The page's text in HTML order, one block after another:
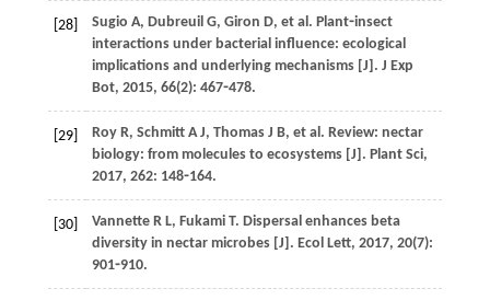
[28] Sugio A, Dubreuil G, Giron D, et al . Plant⁃insect
interactions under bacterial influence: ecological
implications and underlying mechanisms [J]. J Exp
Bot, 2015, 66(2): 467⁃478.
[29] Roy R, Schmitt A J, Thomas J B, et al . Review: nectar
biology: from molecules to ecosystems [J]. Plant Sci,
2017, 262: 148⁃164.
[30] Vannette R L, Fukami T. Dispersal enhances beta
diversity in nectar microbes [J]. Ecol Lett, 2017, 20(7):
901⁃910.